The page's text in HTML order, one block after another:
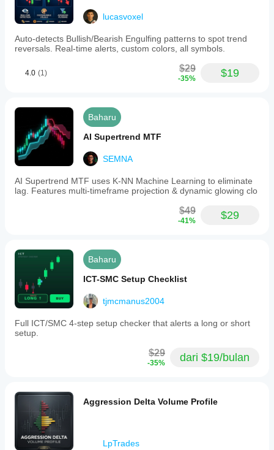
lucasvoxel
Auto-detects Bullish/Bearish Engulfing patterns to spot trend
reversals. Real-time alerts, custom colors, all symbols.
4.0 (1) $29
-35% $19
Baharu
AI Supertrend MTF
SEMNA
AI Supertrend MTF uses K-NN Machine Learning to eliminate
lag. Features multi-timeframe projection & dynamic glowing clo
$49
-41% $29
Baharu
ICT-SMC Setup Checklist
tjmcmanus2004
Full ICT/SMC 4-step setup checker that alerts a long or short
setup.
$29
-35% dari $19/bulan
Aggression Delta Volume Profile
LpTrades